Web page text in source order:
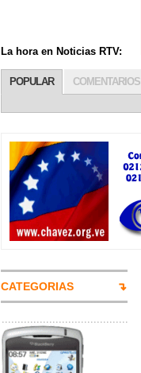
La hora en Noticias RTV:
POPULAR COMENTARIOS
CATEGORIAS